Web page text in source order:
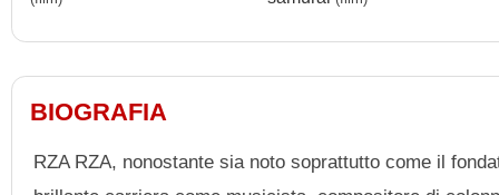
BIOGRAFIA
RZA RZA, nonostante sia noto soprattutto come il